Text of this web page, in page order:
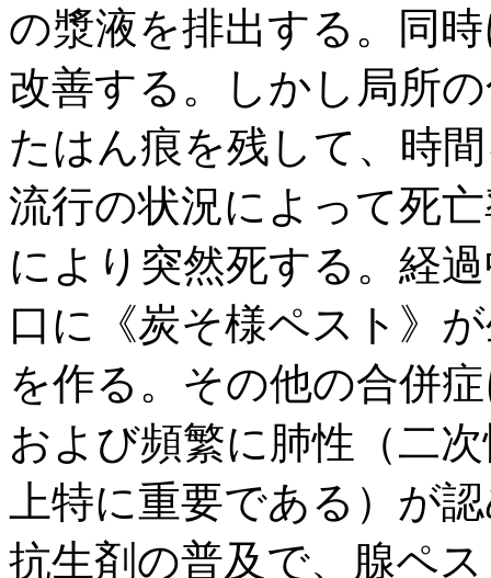
の漿液を排出する。同
改善する。しかし局所
たはん痕を残して、時
流行の状況によって死
により突然死する。経
口に《炭そ様ペスト》
を作る。その他の合併
および頻繁に肺性（二
上特に重要である）が
抗生剤の普及で、腺ペ